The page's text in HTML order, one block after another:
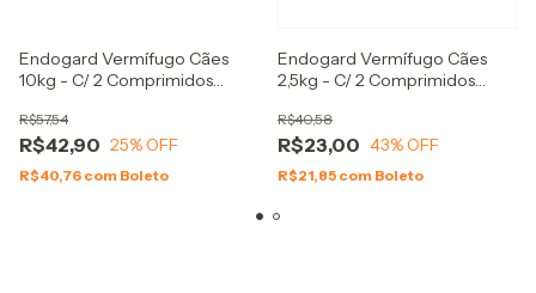
Endogard Vermífugo Cães
10kg - C/ 2 Comprimidos
R$42,90
R$57,54
25% OFF
R$40,76 com Boleto
Endogard Vermífugo Cães
2,5kg - C/ 2 Comprimidos
R$23,00
R$40,58
43% OFF
R$21,85 com Boleto